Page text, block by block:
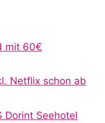
mit 60€
Netflix schon ab
Dorint Seehotel